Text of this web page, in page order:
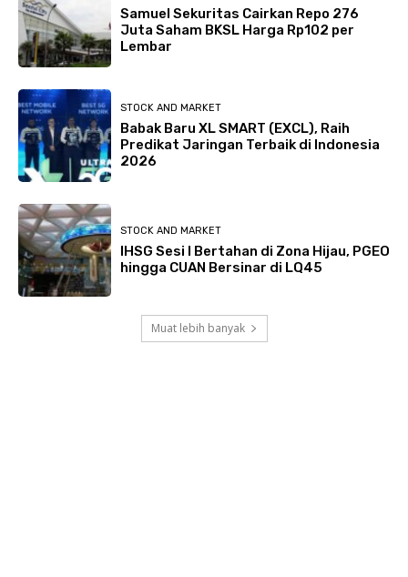
Samuel Sekuritas Cairkan Repo 276
Juta Saham BKSL Harga Rp102 per
Lembar
STOCK AND MARKET
Babak Baru XL SMART (EXCL), Raih
Predikat Jaringan Terbaik di Indonesia
2026
STOCK AND MARKET
IHSG Sesi I Bertahan di Zona Hijau, PGEO
hingga CUAN Bersinar di LQ45
Muat lebih banyak